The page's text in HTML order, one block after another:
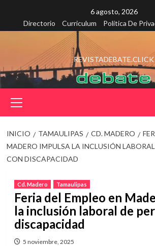
contenido
6 agosto, 2026
Directorio
Curriculum Política De
REVISTADEBATE.CLICK
principal
INICIO TAMAULIPAS CD. MADERO
MADERO IMPULSA LA INCLUSIÓN
CON DISCAPACIDAD
Cd. Madero Tamaulipas
Feria del Empleo en
la inclusión laboral de
discapacidad
5 noviembre, 2025